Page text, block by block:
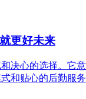
更好未来
决心的选择。它
和贴心的后勤服